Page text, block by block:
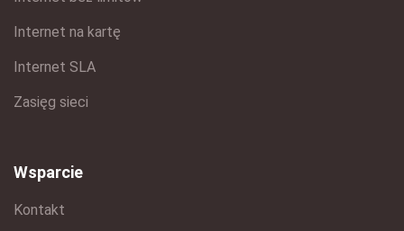
Internet na kartę
Internet SLA
Zasięg sieci
Wsparcie
Kontakt